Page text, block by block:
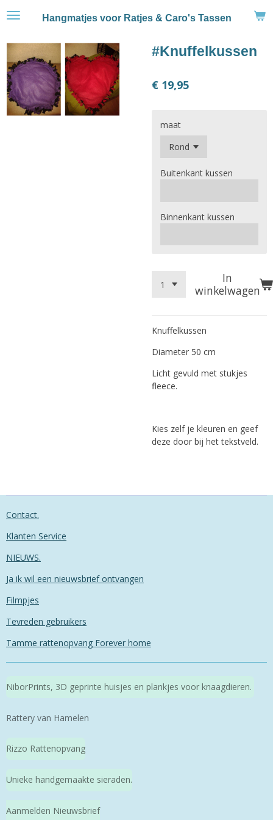
Ga
hoofdinhoud
Hangmatjes voor Ratjes & Caro's Tassen
#Knuffelkussen
€ 19,95
maat
Buitenkant kussen
Binnenkant kussen
In
winkelwagen
Knuffelkussen
Diameter 50 cm
Licht gevuld met stukjes
fleece.
Kies zelf je kleuren en geef
deze door bij het tekstveld.
Contact.
Klanten Service
NIEUWS.
Ja ik wil een nieuwsbrief ontvangen
Filmpjes
Tevreden gebruikers
Tamme rattenopvang Forever home
NiborPrints, 3D geprinte huisjes en plankjes voor knaagdieren.
Rattery van Hamelen
Rizzo Rattenopvang
Unieke handgemaakte sieraden.
Aanmelden Nieuwsbrief